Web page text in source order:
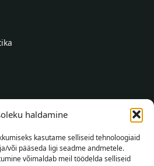
haldamine
kasutame selliseid tehnoloogiaid
või pääseda ligi seadme andmetele.
võimaldab meil töödelda selliseid